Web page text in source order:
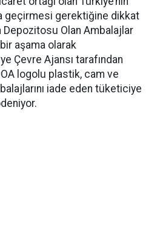
geçirmesi gerektiğine dikkat
Depozitosu Olan Ambalajlar
aşama olarak
Çevre Ajansı tarafından
logolu plastik, cam ve
iade eden tüketiciye